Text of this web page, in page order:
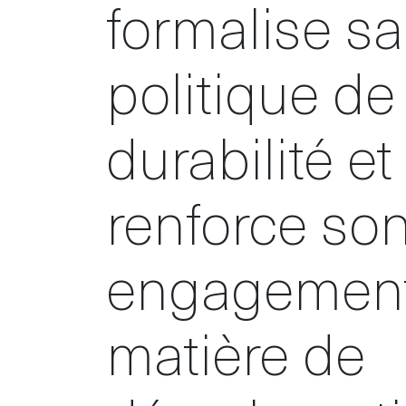
formalise sa
politique de
durabilité et
renforce
matière de